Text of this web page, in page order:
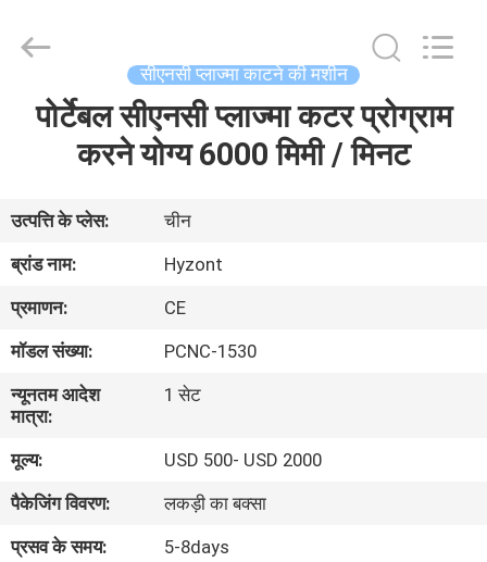
वीडियो
हमारे
बारे
में
कारखाना
भ्रमण
Technologies
Co.,Ltd..
Reserved.
सीएनसी प्लाज्मा काटने की मशीन
पोर्टेबल सीएनसी प्लाज्मा कटर प्रोग्राम
करने योग्य 6000 मिमी / मिनट
उत्पत्ति के प्लेस:
चीन
ब्रांड नाम:
Hyzont
प्रमाणन:
CE
मॉडल संख्या:
PCNC-1530
न्यूनतम आदेश
मात्रा:
1 सेट
मूल्य:
USD 500- USD 2000
पैकेजिंग विवरण:
लकड़ी का बक्सा
प्रसव के समय:
5-8days